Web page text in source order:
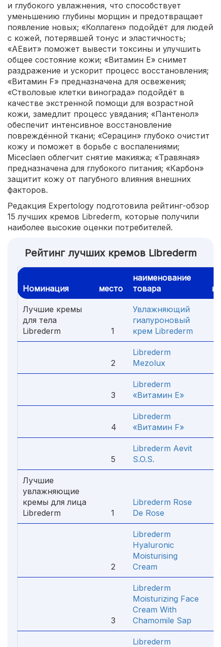
и глубокого увлажнения, что способствует
уменьшению глубины морщин и предотвращает
появление новых; «Коллаген» подойдёт для людей
с кожей, потерявшей тонус и эластичность;
«АЕвит» поможет вывести токсины и улучшить
общее состояние кожи; «Витамин Е» снимет
раздражение и ускорит процесс восстановления;
«Витамин F» предназначена для освежения;
«Стволовые клетки винограда» подойдёт в
качестве экстренной помощи для возрастной
кожи, замедлит процесс увядания; «Пантенол»
обеспечит интенсивное восстановление
повреждённой ткани; «Серацин» глубоко очистит
кожу и поможет в борьбе с воспалениями;
Miceclaen облегчит снятие макияжа; «Травяная»
предназначена для глубокого питания; «Карбон»
защитит кожу от пагубного влияния внешних
факторов.
Редакция Expertology подготовила рейтинг-обзор
15 лучших кремов Librederm, которые получили
наиболее высокие оценки потребителей.
Рейтинг лучших кремов Librederm
Номинация место
наименование
товара
Лучшие кремы
для тела
Librederm
1
Увлажняющий
гиалуроновый
крем Librederm
2
Librederm
Mezolux
3
Librederm
«Витамин E»
4
Librederm
«Витамин F»
5
Librederm Aevit
S.O.S.
Лучшие
увлажняющие
кремы для лица
Librederm
1
Librederm Rose
De Rose
2
Librederm
Hyaluronic
Moisturising
Cream
3
Librederm
Moisturizing Face
Cream With
Chamomile Sap
Librederm